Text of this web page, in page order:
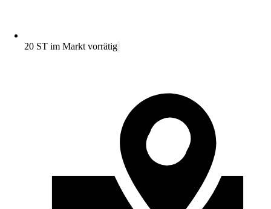
20 ST im Markt vorrätig